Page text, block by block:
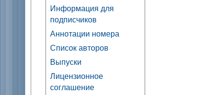
Информация для
подписчиков
Аннотации номера
Список авторов
Выпуски
Лицензионное
соглашение